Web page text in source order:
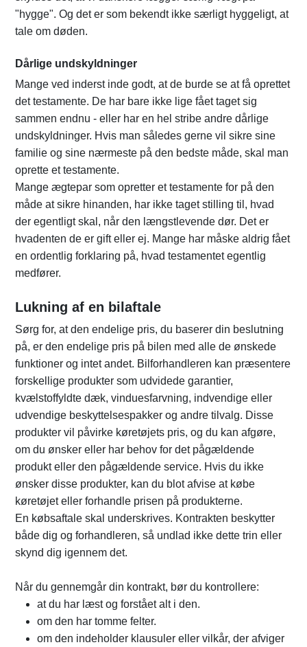
"hygge". Og det er som bekendt ikke særligt hyggeligt, at
tale om døden.
Dårlige undskyldninger
Mange ved inderst inde godt, at de burde se at få oprettet
det testamente. De har bare ikke lige fået taget sig
sammen endnu - eller har en hel stribe andre dårlige
undskyldninger. Hvis man således gerne vil sikre sine
familie og sine nærmeste på den bedste måde, skal man
oprette et testamente.
Mange ægtepar som opretter et testamente for på den
måde at sikre hinanden, har ikke taget stilling til, hvad
der egentligt skal, når den længstlevende dør. Det er
hvadenten de er gift eller ej. Mange har måske aldrig fået
en ordentlig forklaring på, hvad testamentet egentlig
medfører.
Lukning af en bilaftale
Sørg for, at den endelige pris, du baserer din beslutning
på, er den endelige pris på bilen med alle de ønskede
funktioner og intet andet. Bilforhandleren kan præsentere
forskellige produkter som udvidede garantier,
kvælstoffyldte dæk, vinduesfarvning, indvendige eller
udvendige beskyttelsespakker og andre tilvalg. Disse
produkter vil påvirke køretøjets pris, og du kan afgøre,
om du ønsker eller har behov for det pågældende
produkt eller den pågældende service. Hvis du ikke
ønsker disse produkter, kan du blot afvise at købe
køretøjet eller forhandle prisen på produkterne.
En købsaftale skal underskrives. Kontrakten beskytter
både dig og forhandleren, så undlad ikke dette trin eller
skynd dig igennem det.
Når du gennemgår din kontrakt, bør du kontrollere:
at du har læst og forstået alt i den.
om den har tomme felter.
om den indeholder klausuler eller vilkår, der afviger